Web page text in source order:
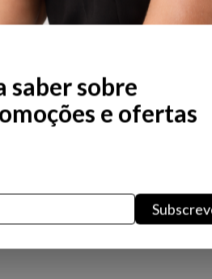
saber sobre
e ofertas